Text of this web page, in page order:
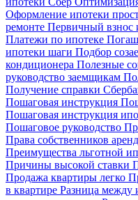
Оформление ипотеки
ремонте Первичный взнос
Платежи по ипотеке
ипотеки шаги Подбор
кондиционера Полезные
руководство заемщикам
Получение справки
Пошаговая инструкция
Пошаговая инструкция
Пошаговое руководство
Права собственников
Преимущества льготной
Причины высокой ставки
Продажа квартиры легко
в квартире Разница между